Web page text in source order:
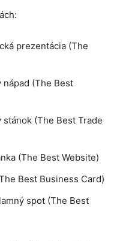
prezentácia (The
nápad (The Best
(The Best Trade
(The Best Website)
Best Business Card)
spot (The Best